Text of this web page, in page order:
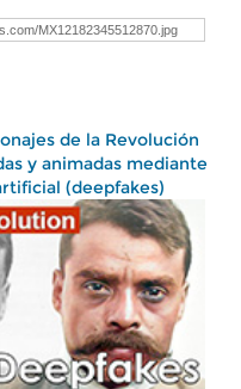
de la Revolución
y animadas mediante
(deepfakes)